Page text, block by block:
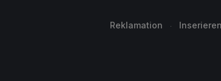
Reklamation Inserieren